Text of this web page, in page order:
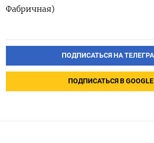
Фабричная)
ПОДПИСАТЬСЯ НА
ПОДПИСАТЬСЯ В GOOGLE